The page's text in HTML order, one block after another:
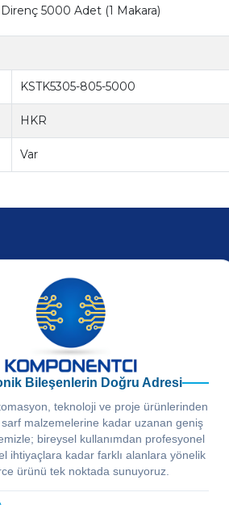
5000 Adet (1 Makara)
KSTK5305-805-5000
HKR
Var
Bileşenlerin Doğru Adresi
teknoloji ve proje ürünlerinden
malzemelerine kadar uzanan geniş
bireysel kullanımdan profesyonel
ihtiyaçlara kadar farklı alanlara yönelik
ürünü tek noktada sunuyoruz.